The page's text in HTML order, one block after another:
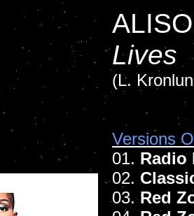
Lives
(L.
Versions
01. Radio
02.
03.Red